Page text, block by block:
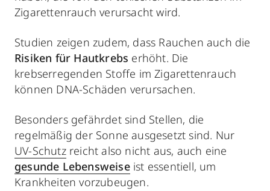
Zigarettenrauch verursacht wird.
Studien zeigen zudem, dass Rauchen auch die
Risiken für Hautkrebs erhöht. Die
krebserregenden Stoffe im Zigarettenrauch
können DNA-Schäden verursachen.
Besonders gefährdet sind Stellen, die
regelmäßig der Sonne ausgesetzt sind. Nur
UV-Schutzreicht also nicht aus, auch eine
gesunde Lebensweiseist essentiell, um
Krankheiten vorzubeugen.